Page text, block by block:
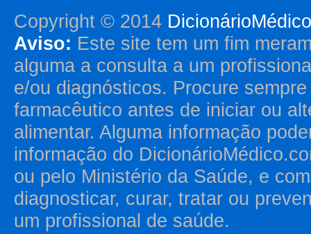
Copyright © 2014
Aviso: Este site tem um fim
alguma a consulta a um
e/ou diagnósticos. Procure
farmacêutico antes de iniciar ou
alimentar. Alguma informação
informação do
ou pelo Ministério da Saúde, e
diagnosticar, curar, tratar ou
um profissional de saúde.